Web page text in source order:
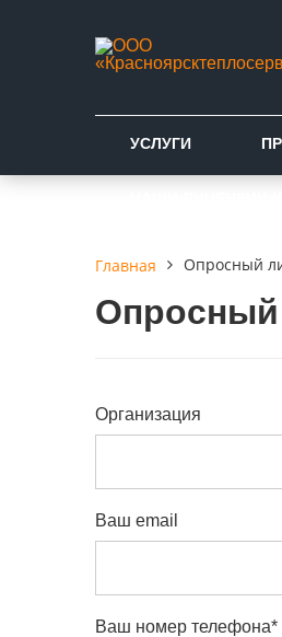
УСЛУГИ
Главная Опросный
Опросный
Организация
Ваш email
Ваш номер телефона*